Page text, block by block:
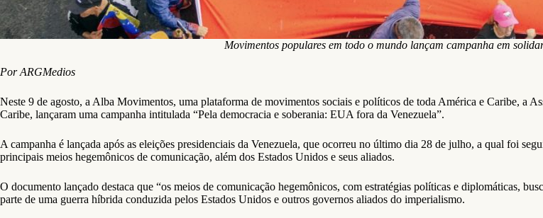
Movimentos populares em todo o mundo lançam campanha em
Por ARGMedios
Neste 9 de agosto, a Alba Movimentos, uma plataforma de movimentos sociais e políticos de toda América e Caribe, a
Caribe, lançaram uma campanha intitulada “Pela democracia e soberania: EUA fora da Venezuela”.
A campanha é lançada após as eleições presidenciais da Venezuela, que ocorreu no último dia 28 de julho, a qual foi
principais meios hegemônicos de comunicação, além dos Estados Unidos e seus aliados.
O documento lançado destaca que “os meios de comunicação hegemônicos, com estratégias políticas e diplomáticas,
parte de uma guerra híbrida conduzida pelos Estados Unidos e outros governos aliados do imperialismo.